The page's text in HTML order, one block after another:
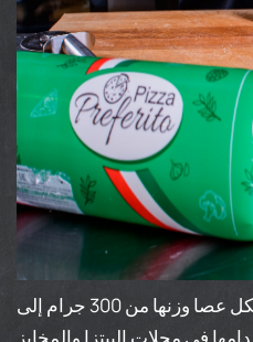
جبنة الموتزاريلا للبيتزا على شكل عصا وزنها من 300 جرام إلى